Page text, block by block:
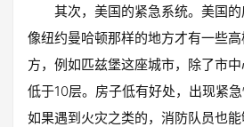
其次，美国的紧急系统。美国
像纽约曼哈顿那样的地方才有一些
方，例如匹兹堡这座城市，除了市
低于10层。房子低有好处，出现紧
如果遇到火灾之类的，消防队员也